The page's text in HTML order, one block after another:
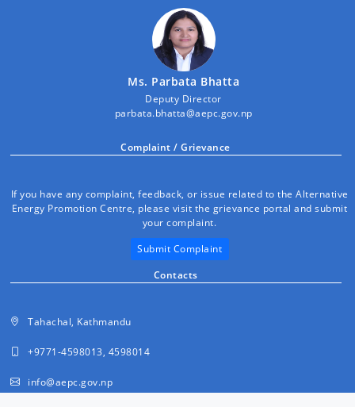
Ms. Parbata Bhatta
Deputy Director
parbata.bhatta@aepc.gov.np
Complaint / Grievance
If you have any complaint, feedback, or issue related to the Alternative
Energy Promotion Centre, please visit the grievance portal and submit
your complaint.
Submit Complaint
Contacts
Tahachal, Kathmandu
+9771-4598013, 4598014
info@aepc.gov.np